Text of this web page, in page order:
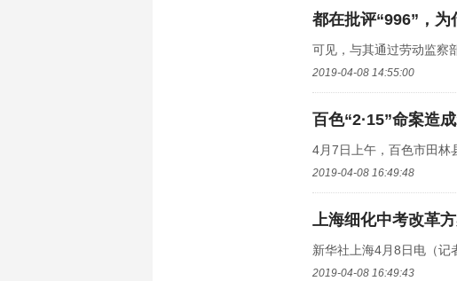
都在批评“996”，为
可见，与其通过劳动监察
2019-04-08 14:55:00
百色“2·15”命案造
4月7日上午，百色市田林
2019-04-08 16:49:48
上海细化中考改革
新华社上海4月8日电（记
2019-04-08 16:49:43